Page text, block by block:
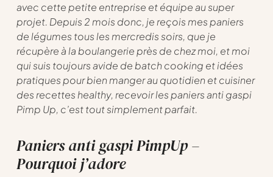
avec cette petite entreprise et équipe au super
projet. Depuis 2 mois donc, je reçois mes paniers
de légumes tous les mercredis soirs, que je
récupère à la boulangerie près de chez moi, et moi
qui suis toujours avide de batch cooking et idées
pratiques pour bien manger au quotidien et cuisiner
des recettes healthy, recevoir les paniers anti gaspi
Pimp Up, c’est tout simplement parfait.
Paniers anti gaspi PimpUp –
Pourquoi j’adore